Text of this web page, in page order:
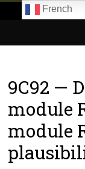
E85.com
passion
boîtier
éthanol
9C92 —
module
module
French